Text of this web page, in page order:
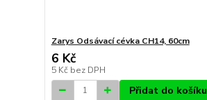
Zarys Odsávací cévka CH14, 60cm
6 Kč
5 Kč bez DPH
Přidat do košíku